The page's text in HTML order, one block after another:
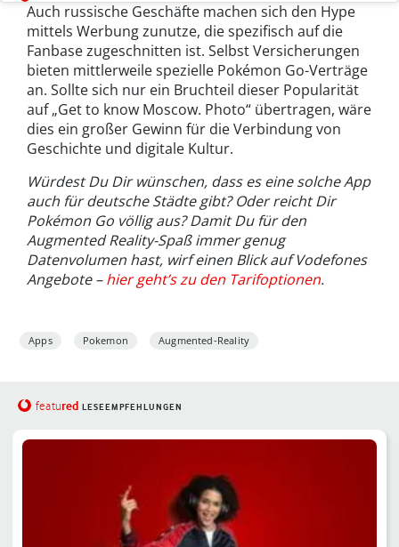
Auch russische Geschäfte machen sich den Hype
mittels Werbung zunutze, die spezifisch auf die
Fanbase zugeschnitten ist. Selbst Versicherungen
bieten mittlerweile spezielle Pokémon Go-Verträge
an. Sollte sich nur ein Bruchteil dieser Popularität
auf „Get to know Moscow. Photo“ übertragen, wäre
dies ein großer Gewinn für die Verbindung von
Geschichte und digitale Kultur.
Würdest Du Dir wünschen, dass es eine solche App
auch für deutsche Städte gibt? Oder reicht Dir
Pokémon Go völlig aus? Damit Du für den
Augmented Reality-Spaß immer genug
Datenvolumen hast, wirf einen Blick auf Vodefones
Angebote – hier geht’s zu den Tarifoptionen.
Apps Pokemon Augmented-Reality
featured LESEEMPFEHLUNGEN